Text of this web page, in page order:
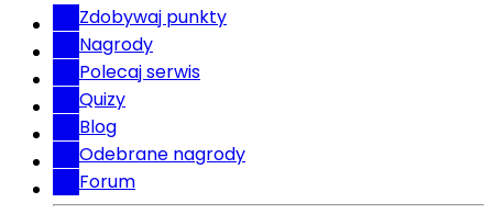
Zdobywaj punkty
Nagrody
Polecaj serwis
Quizy
Blog
Odebrane nagrody
Forum